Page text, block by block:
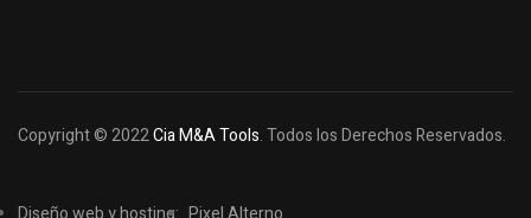
Copyright © 2022Cia M&A Tools. Todos los Derechos Reservados.